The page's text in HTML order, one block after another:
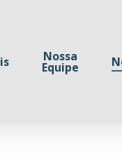
Nossa
Equipe